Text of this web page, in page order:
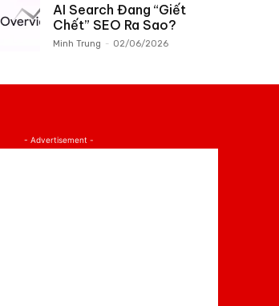
AI Search Đang “Giết
Chết” SEO Ra Sao?
Minh Trung - 02/06/2026
- Advertisement -